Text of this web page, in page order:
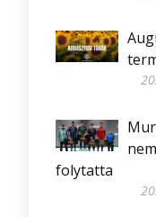
folytatta